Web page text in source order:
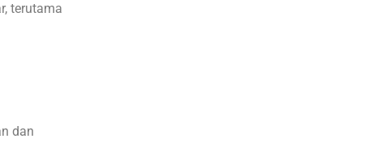
terutama
dan